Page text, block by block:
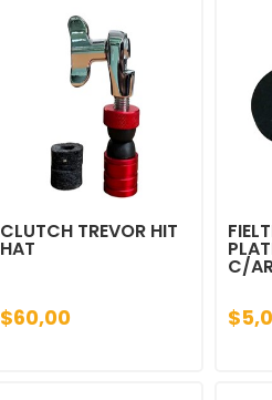
CLUTCH TREVOR HIT
HAT
$60,00
C/